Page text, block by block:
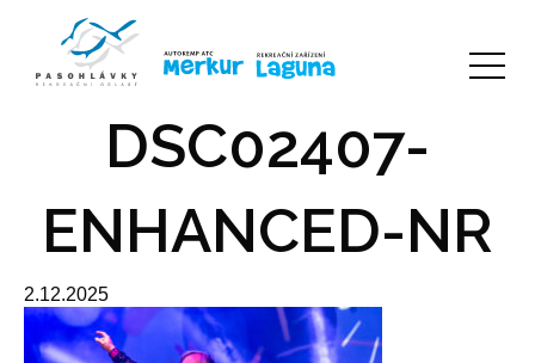
DSC02407-
ENHANCED-NR
2.12.2025